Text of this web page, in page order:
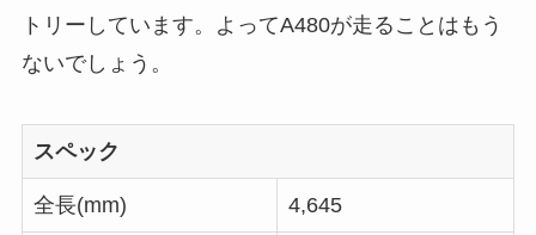
トリーしています。よってA480が走ることはもう
ないでしょう。
スペック
全長(mm) 4,645